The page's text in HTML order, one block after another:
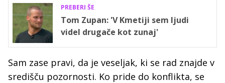
PREBERI ŠE
Tom Zupan: 'V Kmetiji sem ljudi
videl drugače kot zunaj'
Sam zase pravi, da je veseljak, ki se rad znajde v
središču pozornosti. Ko pride do konflikta, se